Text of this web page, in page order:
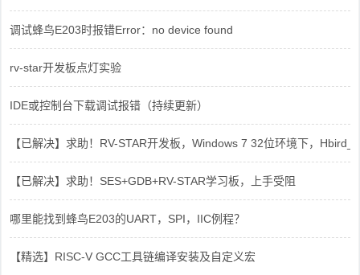
调试蜂鸟E203时报错Error：no device found
rv-star开发板点灯实验
IDE或控制台下载调试报错（持续更新）
【已解决】求助！RV-STAR开发板，Windows 7 32位环境下，
【已解决】求助！SES+GDB+RV-STAR学习板，上手受阻
哪里能找到蜂鸟E203的UART，SPI，IIC例程？
【精选】RISC-V GCC工具链编译安装及自定义宏